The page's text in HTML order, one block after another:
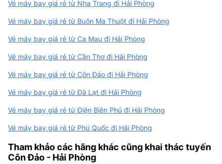
Vé máy bay giá rẻ từ Nha Trang đi Hải Phòng
Vé máy bay giá rẻ từ Buôn Ma Thuột đi Hải Phòng
Vé máy bay giá rẻ từ Ca Mau đi Hải Phòng
Vé máy bay giá rẻ từ Cần Thơ đi Hải Phòng
Vé máy bay giá rẻ từ Côn Đảo đi Hải Phòng
Vé máy bay giá rẻ từ Đà Lạt đi Hải Phòng
Vé máy bay giá rẻ từ Điện Biên Phủ đi Hải Phòng
Vé máy bay giá rẻ từ Phú Quốc đi Hải Phòng
Tham khảo các hãng khác cũng khai thác tuyến
Côn Đảo - Hải Phòng